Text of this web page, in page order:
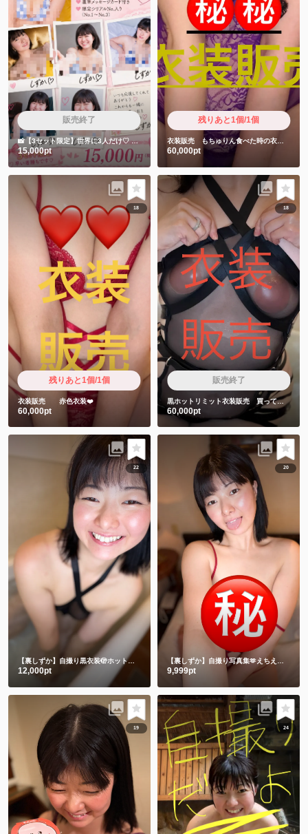
販売終了
📸【3セット限定】世界に3人だけ♡ しずかちゃん直筆サイン入りチェキ5枚セット
15,000pt
残りあと1個/1個
衣装販売 もちゅりん食べた時の衣装です❤️
60,000pt
18
残りあと1個/1個
衣装販売 赤色衣装❤️
60,000pt
18
販売終了
黒ホットリミット衣装販売 買ってくれた人しか見れない特典動画2本付き❤️
60,000pt
22
【裏しずか】自撮り黒衣装🫣ホットリミット🎵夏を刺激します❤️
12,000pt
20
【裏しずか】自撮り写真集🫶えちえち赤下着
9,999pt
19 24